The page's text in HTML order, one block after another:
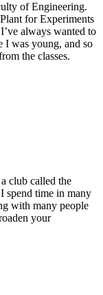
of Engineering.
for Experiments
always wanted to
I was young, and so
the classes.
club called the
spend time in many
with many people
your